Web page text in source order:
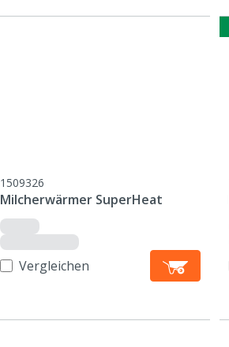
1509326
Milcherwärmer SuperHeat
Vergleichen